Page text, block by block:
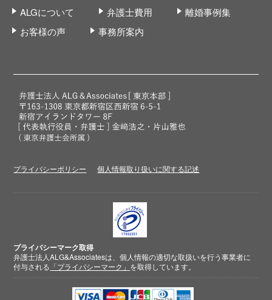
ALGについて
弁護士費用
離婚事例集
お客様の声
事務所案内
プライバシーポリシー 個人情報取り扱いに関する記述
プライバシーマーク取得
弁護士法人ALG&Associatesは、個人情報の適切な取扱いを行う事業者に
付与される 「プライバシーマーク」 を取得しています。